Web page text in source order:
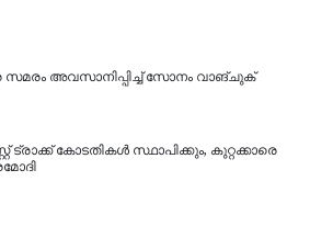
സമരം അവസാനിപ്പിച്ച് സോനം വാങ്ചുക്
ട്രാക്ക് കോടതികള്‍ സ്ഥാപിക്കും, കുറ്റക്കാരെ